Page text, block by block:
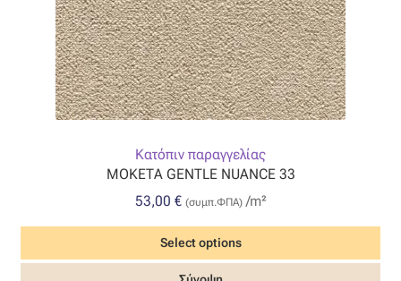
Οργάντζα ντεβορέ
Οργάντζα τσαλακωτή
Ταφτάς (ταυτάς)
Ταφτάς μεταξωτός
Κατόπιν παραγγελίας
ΜΟΚΕΤΑ GENTLE NUANCE 33
53,00 € (συμπ.ΦΠΑ)/m²
Select options